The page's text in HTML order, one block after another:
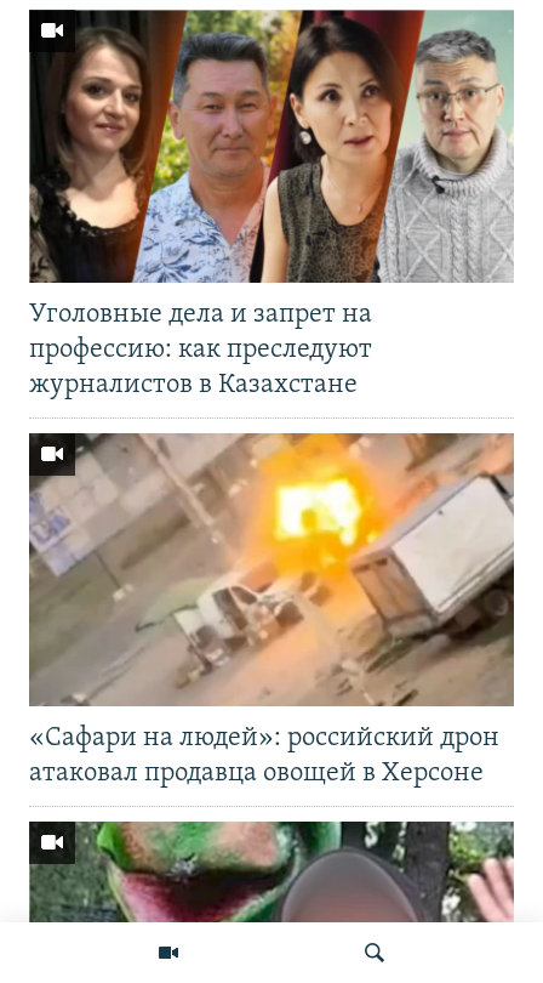
Уголовные дела и запрет на
профессию: как преследуют
журналистов в Казахстане
«Cафари на людей»: российский дрон
атаковал продавца овощей в Херсоне